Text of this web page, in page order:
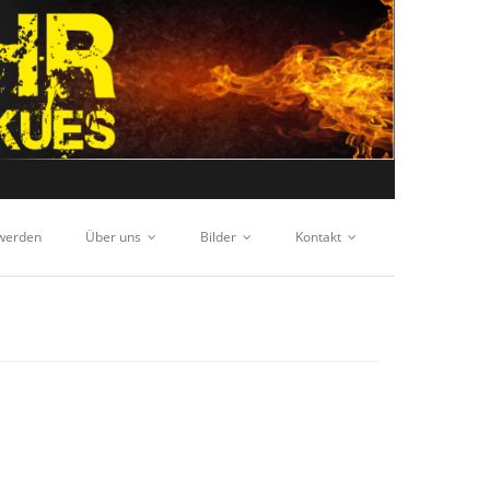
Über uns Bilder Kontakt